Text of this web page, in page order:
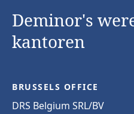
Deminor's
kantoren
BRUSSELS OFFICE
DRS Belgium SRL/BV